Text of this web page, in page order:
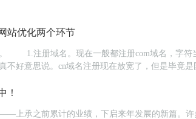
站优化两个环节
1.注册域名。现在一般都注册com域名，字符
不好意思说。cn域名注册现在放宽了，但是毕竟
！
上承之前累计的业绩，下启来年发展的新篇。